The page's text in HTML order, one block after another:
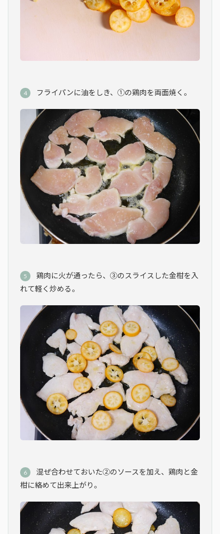
フライパンに油をしき、①の鶏肉を両面焼く。
鶏肉に火が通ったら、③のスライスした金柑を入
れて軽く炒める。
混ぜ合わせておいた②のソースを加え、鶏肉と金
柑に絡めて出来上がり。